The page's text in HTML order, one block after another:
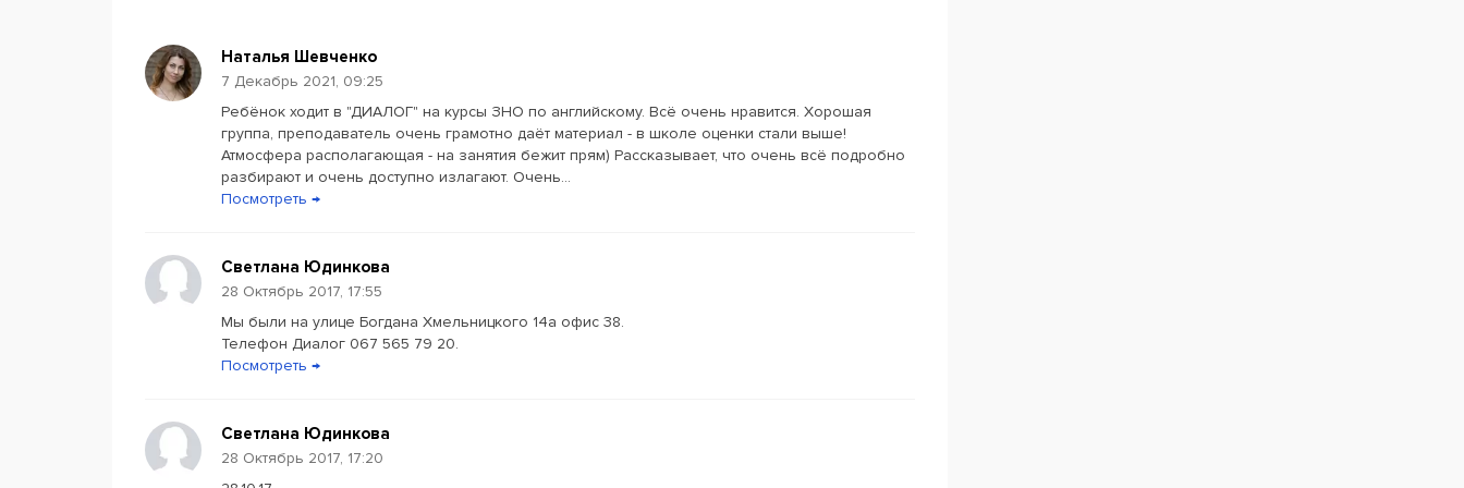
Наталья Шевченко
7 Декабрь 2021, 09:25
Ребёнок ходит в "ДИАЛОГ" на курсы ЗНО по английскому. Всё очень нравится. Хорошая
группа, преподаватель очень грамотно даёт материал - в школе оценки стали выше!
Атмосфера располагающая - на занятия бежит прям) Рассказывает, что очень всё подробно
разбирают и очень доступно излагают. Очень...
Посмотреть →
Светлана Юдинкова
28 Октябрь 2017, 17:55
Мы были на улице Богдана Хмельницкого 14а офис 38.
Телефон Диалог 067 565 79 20.
Посмотреть →
Светлана Юдинкова
28 Октябрь 2017, 17:20